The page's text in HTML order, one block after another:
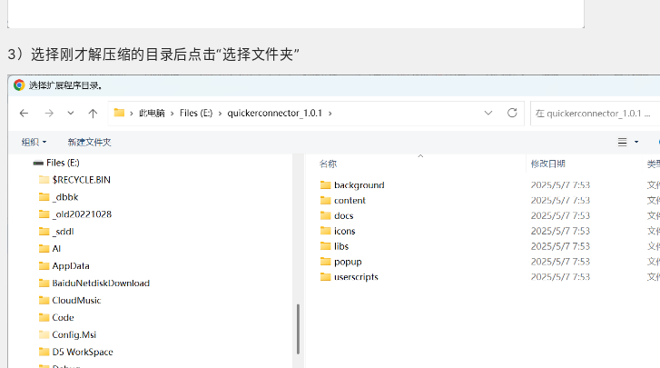
3）选择刚才解压缩的目录后点击“选择文件夹”